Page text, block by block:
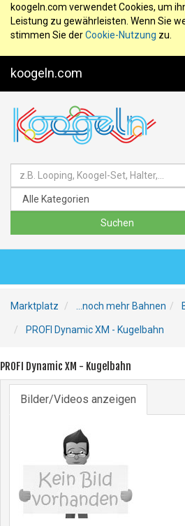
koogeln.com verwendet Cookies, um
Leistung zu gewährleisten. Wenn Sie
stimmen Sie derCookie-Nutzung zu.
koogeln.com
Marktplatz ...noch mehr Bahnen
PROFI Dynamic XM - Kugelbahn
PROFI Dynamic XM - Kugelbahn
Bilder/Videos anzeigen